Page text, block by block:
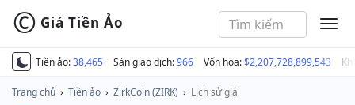
Tiền ảo:38,465 Sàn giao dịch:966 Vốn hóa:$2,207,728,899,543
© Giá Tiền Ảo
Trang chủ › Tiền ảo › ZirkCoin (ZIRK) › Lịch sử giá